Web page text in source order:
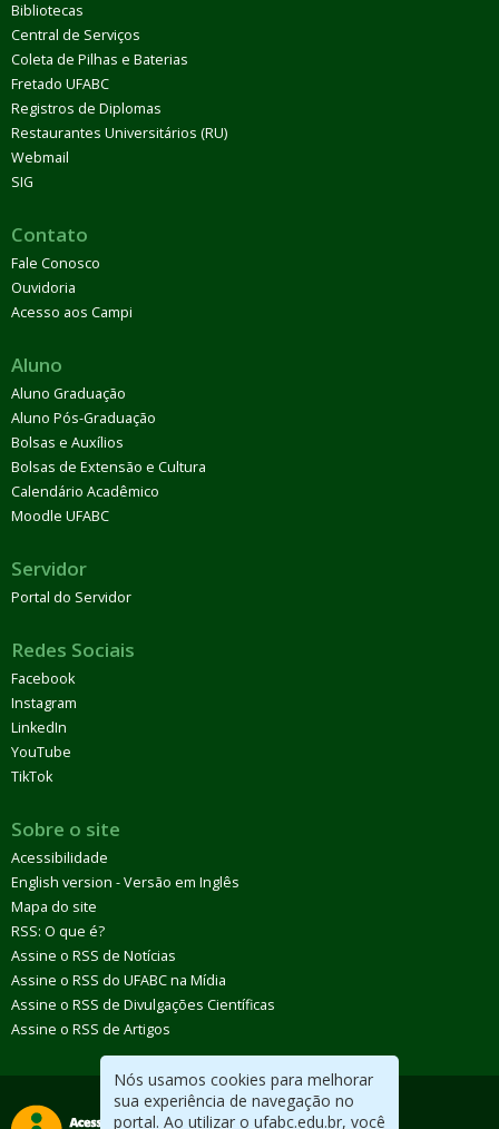
Nós usamos cookies para melhorar
sua experiência de navegação no
portal. Ao utilizar o ufabc.edu.br, você
Bibliotecas
Central de Serviços
Coleta de Pilhas e Baterias
Fretado UFABC
Registros de Diplomas
Restaurantes Universitários (RU)
Webmail
SIG
Contato
Fale Conosco
Ouvidoria
Acesso aos Campi
Aluno
Aluno Graduação
Aluno Pós-Graduação
Bolsas e Auxílios
Bolsas de Extensão e Cultura
Calendário Acadêmico
Moodle UFABC
Servidor
Portal do Servidor
Redes Sociais
Facebook
Instagram
LinkedIn
YouTube
TikTok
Sobre o site
Acessibilidade
English version - Versão em Inglês
Mapa do site
RSS: O que é?
Assine o RSS de Notícias
Assine o RSS do UFABC na Mídia
Assine o RSS de Divulgações Científicas
Assine o RSS de Artigos